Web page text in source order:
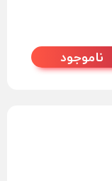
ناموجود